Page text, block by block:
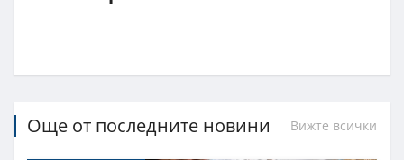
Още от последните новини Вижте всички